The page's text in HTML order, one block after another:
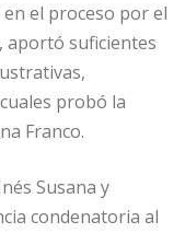
el proceso por el
aportó suficientes
probó la
Franco.
Susana y
condenatoria al